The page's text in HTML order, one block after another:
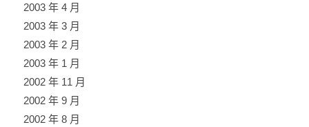
2003 年 4 月
2003 年 3 月
2003 年 2 月
2003 年 1 月
2002 年 11 月
2002 年 9 月
2002 年 8 月